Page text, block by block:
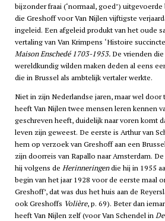
bijzonder fraai (‘normaal, goed’)
die Greshoff voor Van Nijlen vijftigste
ingeleid. Een afgeleid produkt van het oude
vertaling van Van Krimpens ‘Histoire
Maison Enschedé 1703-1953.De vrienden
wereldkundig wilden maken deden al eens
die in Brussel als ambtelijk vertaler werkte.
Niet in zijn Nederlandse jaren, maar wel
heeft Van Nijlen twee mensen leren kennen
geschreven heeft, duidelijk naar voren komt
leven zijn geweest. De eerste is Arthur van
hem op verzoek van Greshoff aan een
zijn doorreis van Rapallo naar Amsterdam.
hij volgens de Herinneringendie hij in 1955
begin van het jaar 1928 voor de eerste maal
Greshoff’, dat was dus het huis aan de
ook Greshoffs Volière, p. 69). Beter dan
heeft Van Nijlen zelf (voor Van Schendel in